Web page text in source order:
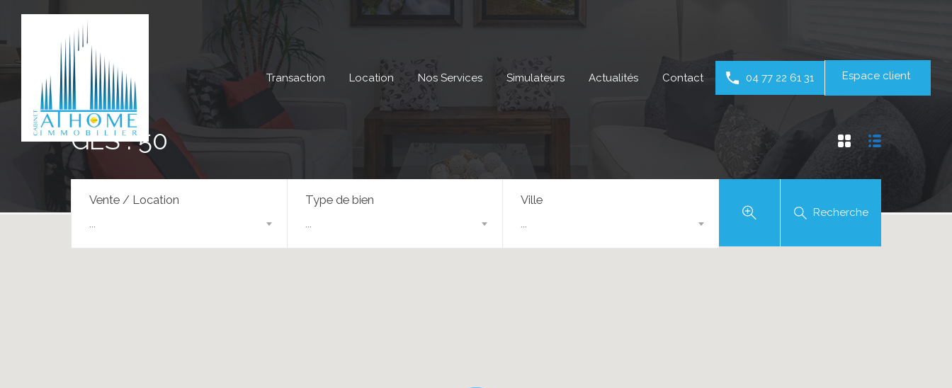
Transaction Location Nos Services Simulateurs Actualités Contact 04 77 22 61 31 Espace client
GES : 50
Vente / Location Type de bien Ville
Recherche